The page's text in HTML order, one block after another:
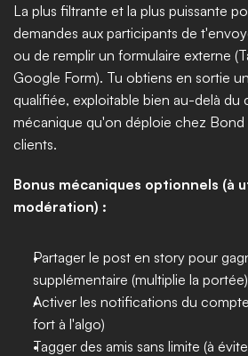
La plus filtrante et la plus puissante
demandes aux participants de
ou de remplir un formulaire externe
Google Form). Tu obtiens en sortie
qualifiée, exploitable bien au-delà du
mécanique qu'on déploie chez Bond
clients.
Bonus mécaniques optionnels (à
modération) :
Partager le post en story pour
supplémentaire (multiplie la portée)
Activer les notifications du
fort à l'algo)
Tagger des amis sans limite (à